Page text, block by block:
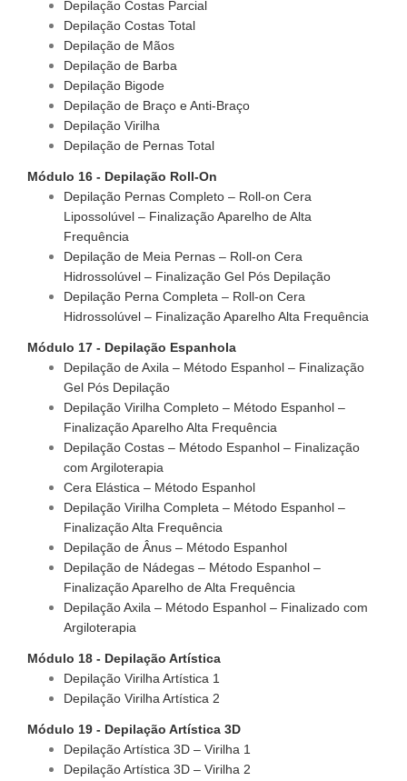
Depilação Costas Parcial
Depilação Costas Total
Depilação de Mãos
Depilação de Barba
Depilação Bigode
Depilação de Braço e Anti-Braço
Depilação Virilha
Depilação de Pernas Total
Módulo 16 - Depilação Roll-On
Depilação Pernas Completo – Roll-on Cera
Lipossolúvel – Finalização Aparelho de Alta
Frequência
Depilação de Meia Pernas – Roll-on Cera
Hidrossolúvel – Finalização Gel Pós Depilação
Depilação Perna Completa – Roll-on Cera
Hidrossolúvel – Finalização Aparelho Alta Frequência
Módulo 17 - Depilação Espanhola
Depilação de Axila – Método Espanhol – Finalização
Gel Pós Depilação
Depilação Virilha Completo – Método Espanhol –
Finalização Aparelho Alta Frequência
Depilação Costas – Método Espanhol – Finalização
com Argiloterapia
Cera Elástica – Método Espanhol
Depilação Virilha Completa – Método Espanhol –
Finalização Alta Frequência
Depilação de Ânus – Método Espanhol
Depilação de Nádegas – Método Espanhol –
Finalização Aparelho de Alta Frequência
Depilação Axila – Método Espanhol – Finalizado com
Argiloterapia
Módulo 18 - Depilação Artística
Depilação Virilha Artística 1
Depilação Virilha Artística 2
Módulo 19 - Depilação Artística 3D
Depilação Artística 3D – Virilha 1
Depilação Artística 3D – Virilha 2